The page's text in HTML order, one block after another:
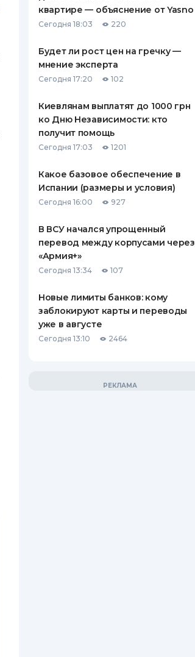
квартире — объяснение от Yasno
Сегодня 18:03 220
Будет ли рост цен на гречку —
мнение эксперта
Сегодня 17:20 102
Киевлянам выплатят до 1000 грн
ко Дню Независимости: кто
получит помощь
Сегодня 17:03 1201
Какое базовое обеспечение в
Испании (размеры и условия)
Сегодня 16:00 927
В ВСУ начался упрощенный
перевод между корпусами через
«Армия+»
Сегодня 13:34 107
Новые лимиты банков: кому
заблокируют карты и переводы
уже в августе
Сегодня 13:10 2464